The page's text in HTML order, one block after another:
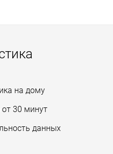
на дому
от 30 минут
данных